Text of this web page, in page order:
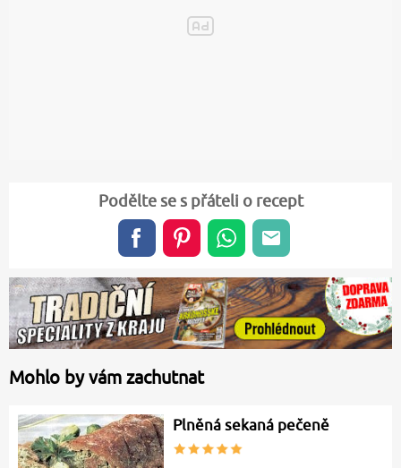
Podělte se s přáteli o recept
Mohlo by vám zachutnat
Plněná sekaná pečeně